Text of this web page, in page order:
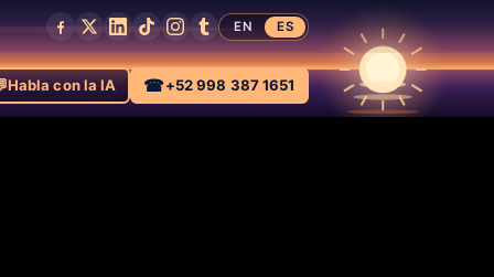
EN ES
Habla con la IA ☎+52 998 387 1651